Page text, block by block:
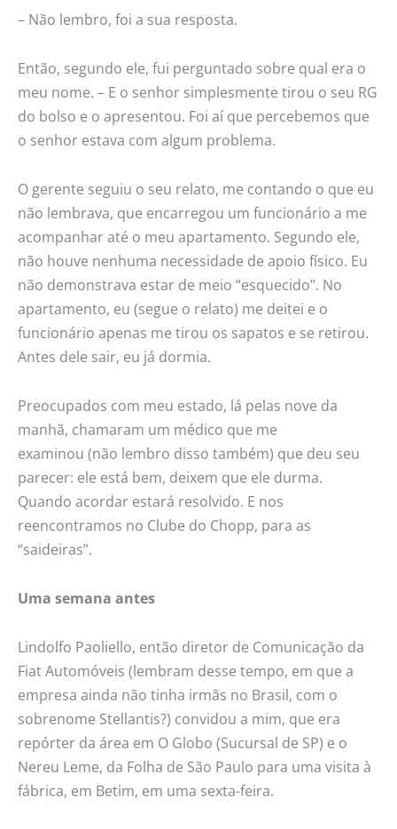
– Não lembro, foi a sua resposta.
Então, segundo ele, fui perguntado sobre qual era o
meu nome. – E o senhor simplesmente tirou o seu RG
do bolso e o apresentou. Foi aí que percebemos que
o senhor estava com algum problema.
O gerente seguiu o seu relato, me contando o que eu
não lembrava, que encarregou um funcionário a me
acompanhar até o meu apartamento. Segundo ele,
não houve nenhuma necessidade de apoio físico. Eu
não demonstrava estar de meio “esquecido”. No
apartamento, eu (segue o relato) me deitei e o
funcionário apenas me tirou os sapatos e se retirou.
Antes dele sair, eu já dormia.
Preocupados com meu estado, lá pelas nove da
manhã, chamaram um médico que me
examinou (não lembro disso também) que deu seu
parecer: ele está bem, deixem que ele durma.
Quando acordar estará resolvido. E nos
reencontramos no Clube do Chopp, para as
“saideiras”.
Uma semana antes
Lindolfo Paoliello, então diretor de Comunicação da
Fiat Automóveis (lembram desse tempo, em que a
empresa ainda não tinha irmãs no Brasil, com o
sobrenome Stellantis?) convidou a mim, que era
repórter da área em O Globo (Sucursal de SP) e o
Nereu Leme, da Folha de São Paulo para uma visita à
fábrica, em Betim, em uma sexta-feira.